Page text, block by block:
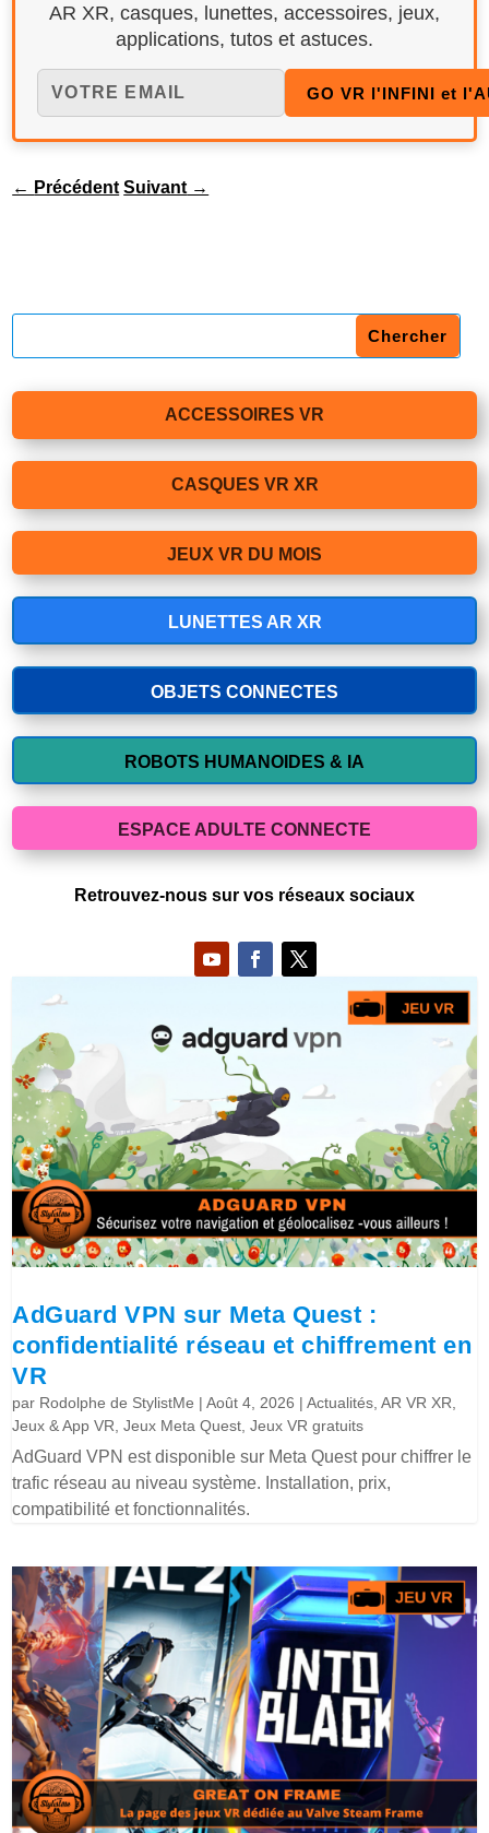
AR XR, casques, lunettes, accessoires, jeux,
applications, tutos et astuces.
← Précédent Suivant →
ACCESSOIRES VR
CASQUES VR XR
JEUX VR DU MOIS
LUNETTES AR XR
OBJETS CONNECTES
ROBOTS HUMANOIDES & IA
ESPACE ADULTE CONNECTE
Retrouvez-nous sur vos réseaux sociaux
AdGuard VPN sur Meta Quest :
confidentialité réseau et chiffrement en
VR
par Rodolphe de StylistMe |Août 4, 2026 |Actualités ,AR VR XR
Jeux & App VR ,Jeux Meta Quest ,Jeux VR gratuits
AdGuard VPN est disponible sur Meta Quest pour chiffrer le
trafic réseau au niveau système. Installation, prix,
compatibilité et fonctionnalités.